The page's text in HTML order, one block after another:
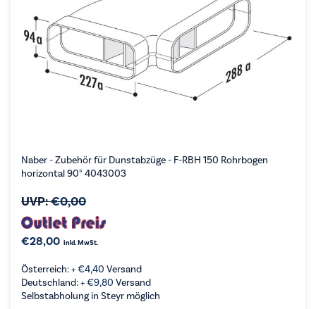
Naber - Zubehör für Dunstabzüge - F-RBH 150 Rohrbogen
horizontal 90° 4043003
UVP:€0,00
€28,00 inkl. MwSt.
Österreich: +€4,40 Versand
Deutschland: +€9,80 Versand
Selbstabholung in Steyr möglich